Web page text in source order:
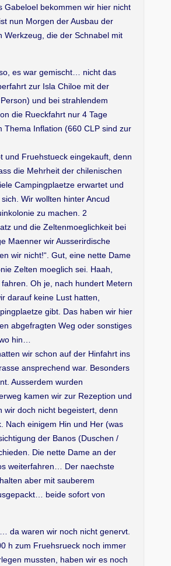
bekommen wir hier nicht
nun Morgen der Ausbau der
Werkzeug, die der Schnabel mit
es war gemischt… nicht das
zur Isla Chiloe mit der
und bei strahlendem
die Rueckfahrt nur 4 Tage
Thema Inflation (660 CLP sind zur
und Fruehstueck eingekauft, denn
die Mehrheit der chilenischen
Campingplaetze erwartet und
Wir wollten hinter Ancud
zu machen. 2
und die Zeltenmoeglichkeit bei
Maenner wir Ausserirdische
wir nicht!“. Gut, eine nette Dame
Zelten moeglich sei. Haah,
Oh je, nach hundert Metern
darauf keine Lust hatten,
gibt. Das haben wir hier
abgefragten Weg oder sonstiges
hin…
wir schon auf der Hinfahrt ins
ansprechend war. Besonders
Ausserdem wurden
kamen wir zur Rezeption und
wir doch nicht begeistert, denn
Nach einigem Hin und Her (was
der Banos (Duschen /
Die nette Dame an der
weiterfahren… Der naechste
aber mit sauberem
beide sofort von
da waren wir noch nicht genervt.
h zum Fruehsrueck noch immer
mussten, haben wir es noch